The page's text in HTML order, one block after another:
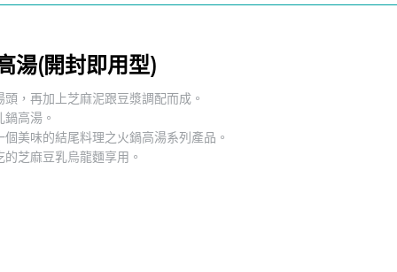
湯(開封即用型)
，再加上芝麻泥跟豆漿調配而成。
高湯。
美味的結尾料理之火鍋高湯系列產品。
芝麻豆乳烏龍麵享用。